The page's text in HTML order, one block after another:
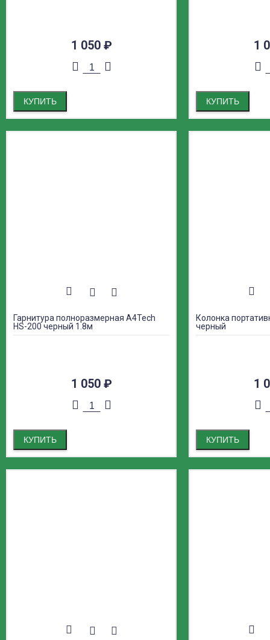
1 050 ₽
КУПИТЬ
1
КУПИТЬ
Гарнитура полноразмерная A4Tech
HS-200 черный 1.8м
1 050 ₽
КУПИТЬ
Колонка
черный
1
КУПИТЬ